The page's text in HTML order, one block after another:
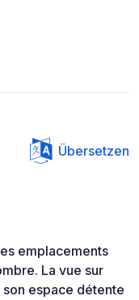
Übersetzen
emplacements
La vue sur
espace détente